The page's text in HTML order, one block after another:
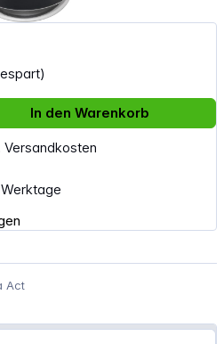
Versandkosten
den gewünschten
In den Warenkorb
Act